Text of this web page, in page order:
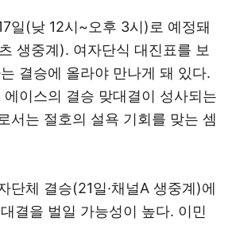
일(낮 12시~오후 3시)로 예정돼
생중계). 여자단식 대진표를 보
결승에 올라야 만나게 돼 있다.
에이스의 결승 맞대결이 성사되는
서는 절호의 설욕 기회를 맞는 셈
단체 결승(21일·채널A 생중계)에
결을 벌일 가능성이 높다. 이민